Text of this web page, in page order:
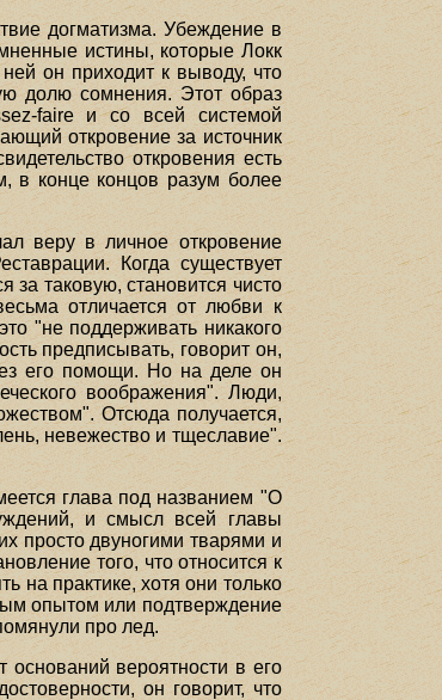
догматизма. Убеждение в
истины, которые Локк
он приходит к выводу, что
долю сомнения. Этот образ
faire и со всей системой
откровение за источник
откровения есть
в конце концов разум более
веру в личное откровение
Когда существует
за таковую, становится чисто
отличается от любви к
"не поддерживать никакого
предписывать, говорит он,
его помощи. Но на деле он
воображения". Люди,
Отсюда получается,
невежество и тщеславие".
глава под названием "О
и смысл всей главы
просто двуногими тварями и
того, что относится к
на практике, хотя они только
опытом или подтверждение
про лед.
оснований вероятности в его
он говорит, что